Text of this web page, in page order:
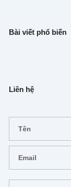
Bài viết phổ biến
Liên hệ